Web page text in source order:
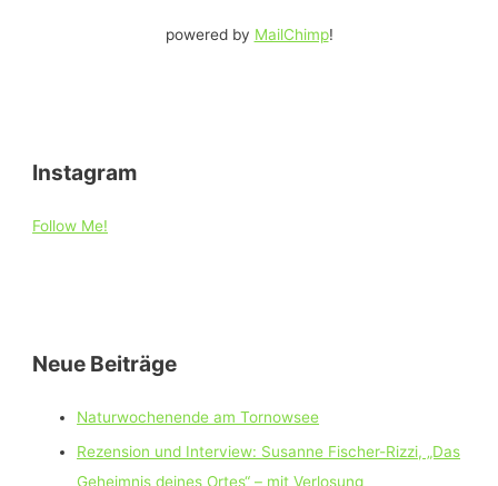
powered by MailChimp!
Instagram
Follow Me!
Neue Beiträge
Naturwochenende am Tornowsee
Rezension und Interview: Susanne Fischer-Rizzi, „Das
Geheimnis deines Ortes“ – mit Verlosung